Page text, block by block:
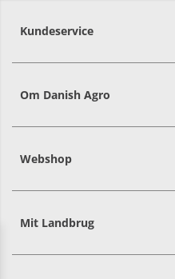
Kundeservice
Om Danish Agro
Webshop
Mit Landbrug